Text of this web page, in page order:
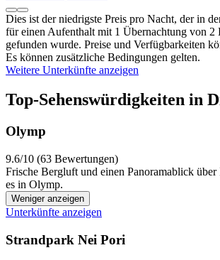
Dies ist der niedrigste Preis pro Nacht, der in
für einen Aufenthalt mit 1 Übernachtung von 2
gefunden wurde. Preise und Verfügbarkeiten
Es können zusätzliche Bedingungen gelten.
Weitere Unterkünfte anzeigen
Top-Sehenswürdigkeiten in
Olymp
9.6/10 (63 Bewertungen)
Frische Bergluft und einen Panoramablick
es in Olymp.
Weniger anzeigen
Unterkünfte anzeigen
Strandpark Nei Pori